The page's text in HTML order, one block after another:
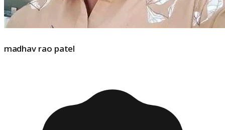
madhav rao patel